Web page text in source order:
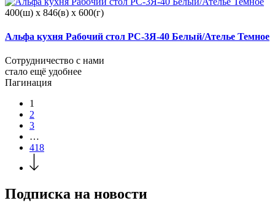
400(ш) x 846(в) x 600(г)
Альфа кухня Рабочий стол РС-3Я-40 Белый/Ателье Темное
Сотрудничество с нами
стало ещё удобнее
Пагинация
1
2
3
…
418
Подписка на новости